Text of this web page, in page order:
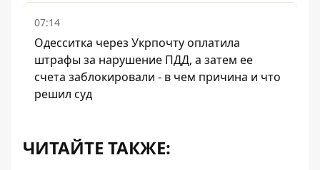
07:14
Одесситка через Укрпочту оплатила
штрафы за нарушение ПДД, а затем ее
счета заблокировали - в чем причина и что
решил суд
ЧИТАЙТЕ ТАКЖЕ: